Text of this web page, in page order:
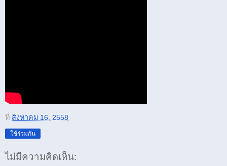
ที่ สิงหาคม 16, 2558
ใช้ร่วมกัน
ไม่มีความคิดเห็น: